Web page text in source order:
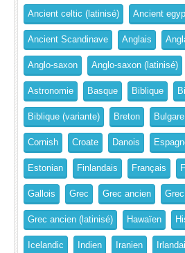
Ancient celtic (latinisé) Ancient
Ancient Scandinave Anglais
Anglo-saxon Anglo-saxon (latinisé)
Astronomie Basque Biblique
Biblique (variante) Breton Bulgare
Cornish Croate Danois
Estonian Finlandais Français
Gallois Grec Grec ancien
Grec ancien (latinisé) Hawaïen
Icelandic Indien Iranien